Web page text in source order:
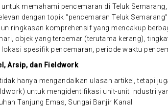
memahami pencemaran di Teluk
dengan topik “pencemaran Teluk
ringkasan komprehensif yang mencakup
objek yang tercemar (terutama kerang),
spesifik pencemaran, periode waktu
Arsip, dan Fieldwork
hanya mengandalkan ulasan artikel, tetapi
untuk mengidentifikasi unit-unit industri
Tanjung Emas, Sungai Banjir Kanal